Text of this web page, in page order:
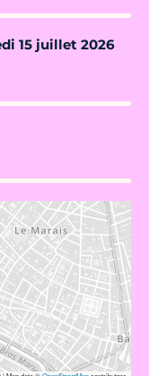
15 juillet 2026